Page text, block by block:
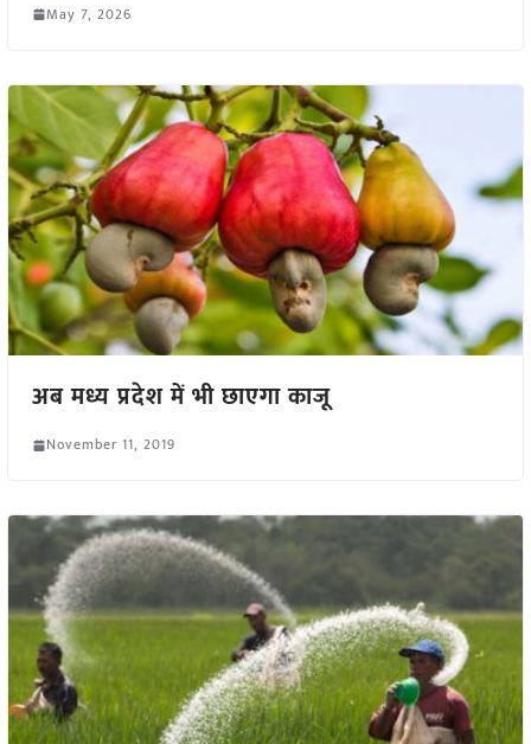
May 7, 2026
अब मध्य प्रदेश में भी छाएगा काजू
November 11, 2019